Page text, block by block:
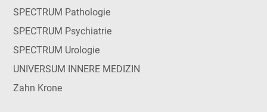
SPECTRUM Pathologie
SPECTRUM Psychiatrie
SPECTRUM Urologie
UNIVERSUM INNERE MEDIZIN
Zahn Krone